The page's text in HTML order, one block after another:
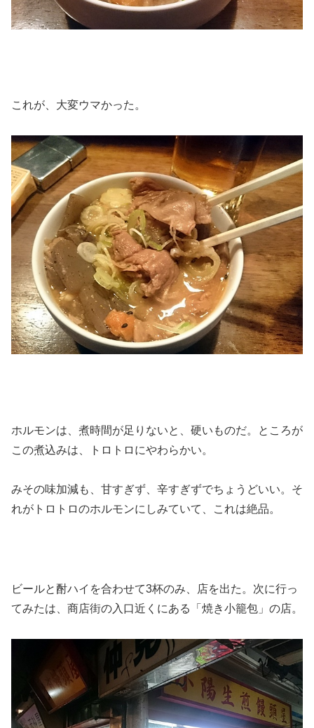
これが、大変ウマかった。
ホルモンは、煮時間が足りないと、硬いものだ。ところが
この煮込みは、トロトロにやわらかい。
みその味加減も、甘すぎず、辛すぎずでちょうどいい。そ
れがトロトロのホルモンにしみていて、これは絶品。
ビールと酎ハイを合わせて3杯のみ、店を出た。次に行っ
てみたは、商店街の入口近くにある「焼き小籠包」の店。